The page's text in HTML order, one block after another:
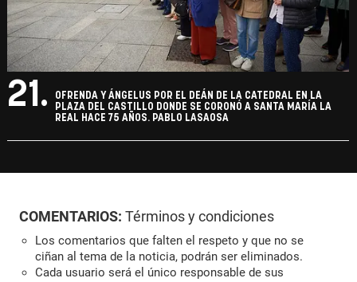
21.
OFRENDA Y ÁNGELUS POR EL DEÁN DE LA CATEDRAL EN LA
PLAZA DEL CASTILLO DONDE SE CORONÓ A SANTA MARÍA LA
REAL HACE 75 AÑOS. PABLO LASAOSA
COMENTARIOS: Términos y condiciones
Los comentarios que falten el respeto y que no se
ciñan al tema de la noticia, podrán ser eliminados.
Cada usuario será el único responsable de sus